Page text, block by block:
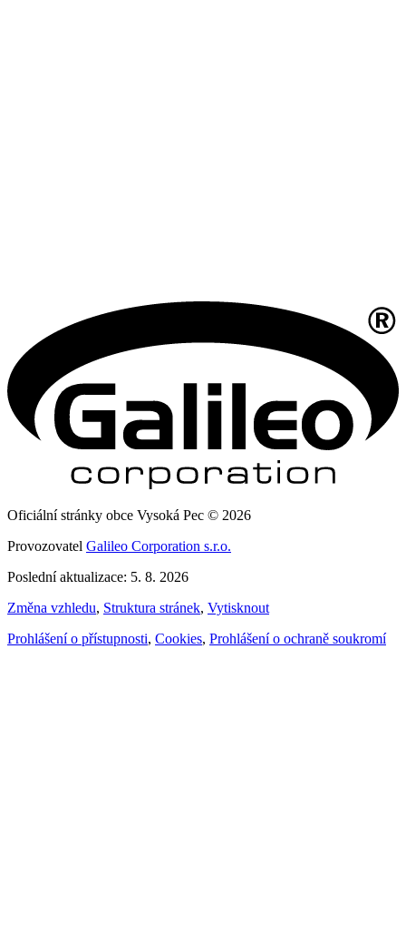
Oficiální stránky obce Vysoká Pec © 2026
Provozovatel Galileo Corporation s.r.o.
Poslední aktualizace: 5. 8. 2026
Změna vzhledu, Struktura stránek, Vytisknout
Prohlášení o přístupnosti, Cookies, Prohlášení o ochraně soukromí